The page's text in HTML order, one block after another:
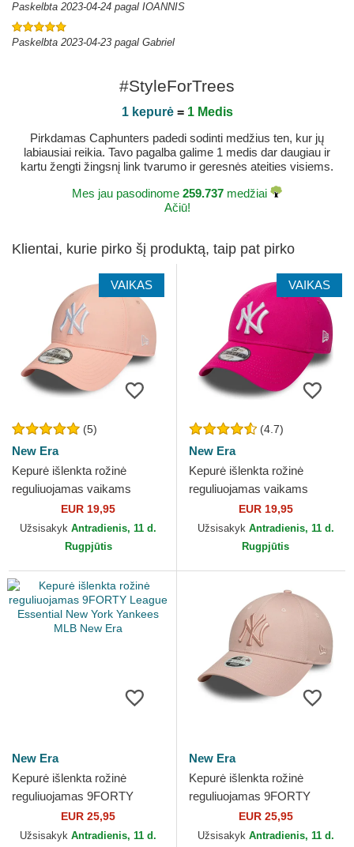
Paskelbta 2023-04-24 pagal IOANNIS
Paskelbta 2023-04-23 pagal Gabriel
#StyleForTrees
1 kepurė= 1 Medis
Pirkdamas Caphunters padedi sodinti medžius ten, kur jų
labiausiai reikia. Tavo pagalba galime 1 medis dar daugiau ir
kartu žengti žingsnį link tvarumo ir geresnės ateities visiems.
Mes jau pasodinome 259.737 medžiai
Ačiū!
Klientai, kurie pirko šį produktą, taip pat pirko
VAIKAS
(5)
New Era
Kepurė išlenkta rožinė
reguliuojamas vaikams
9FORTY League Essential
New York Yankees MLB
EUR 19,95
Užsisakyk Antradienis, 11 d.
Rugpjūtis
VAIKAS
(4.7)
New Era
Kepurė išlenkta rožinė
reguliuojamas vaikams
9FORTY Essential New York
Yankees MLB New Era
EUR 19,95
Užsisakyk Antradienis, 11 d.
Rugpjūtis
New Era
Kepurė išlenkta rožinė
reguliuojamas 9FORTY
League Essential New York
Yankees MLB New Era
EUR 25,95
Užsisakyk Antradienis, 11 d.
New Era
Kepurė išlenkta rožinė
reguliuojamas 9FORTY
League Essential New York
Yankees MLB New Era
EUR 25,95
Užsisakyk Antradienis, 11 d.